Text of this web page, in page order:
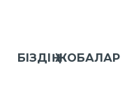
БІЗДІҢ ЖОБАЛАР